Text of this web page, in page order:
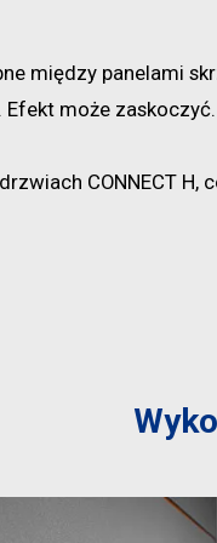
między panelami
może
CONNECT